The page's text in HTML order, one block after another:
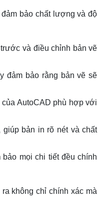
bảo chất lượng và độ
và điều chỉnh bản vẽ
đảm bảo rằng bản vẽ sẽ
AutoCAD phù hợp với
bản in rõ nét và chất
mọi chi tiết đều chính
không chỉ chính xác mà